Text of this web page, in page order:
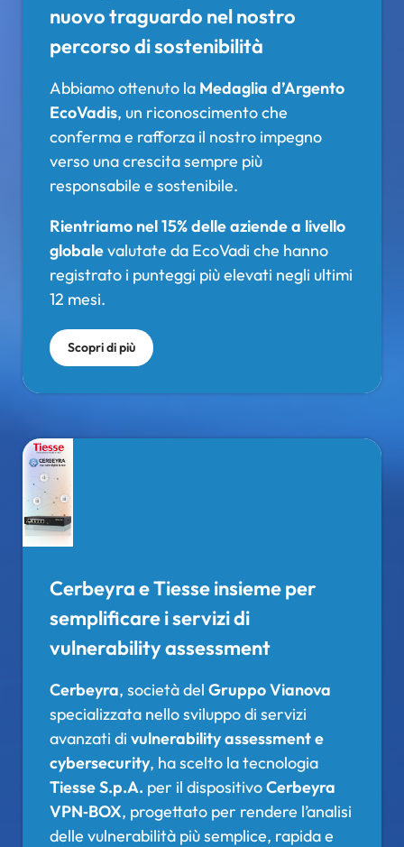
nuovo traguardo nel nostro
percorso di sostenibilità
Abbiamo ottenuto la Medaglia d’Argento
EcoVadis, un riconoscimento che
conferma e rafforza il nostro impegno
verso una crescita sempre più
responsabile e sostenibile.
Rientriamo nel 15% delle aziende a livello
globalevalutate da EcoVadi che hanno
registrato i punteggi più elevati negli ultimi
12 mesi.
Scopri di più
Cerbeyra e Tiesse insieme per
semplificare i servizi di
vulnerability assessment
Cerbeyra, società del Gruppo Vianova
specializzata nello sviluppo di servizi
avanzati di vulnerability assessment e
cybersecurity, ha scelto la tecnologia
Tiesse S.p.A. per il dispositivoCerbeyra
VPN‑BOX, progettato per rendere l’analisi
delle vulnerabilità più semplice, rapida e